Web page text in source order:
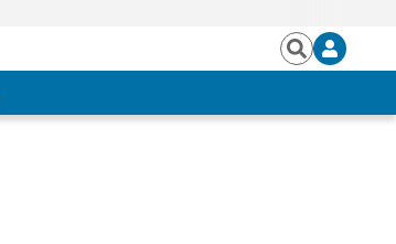
BuscarIniciar
sesión